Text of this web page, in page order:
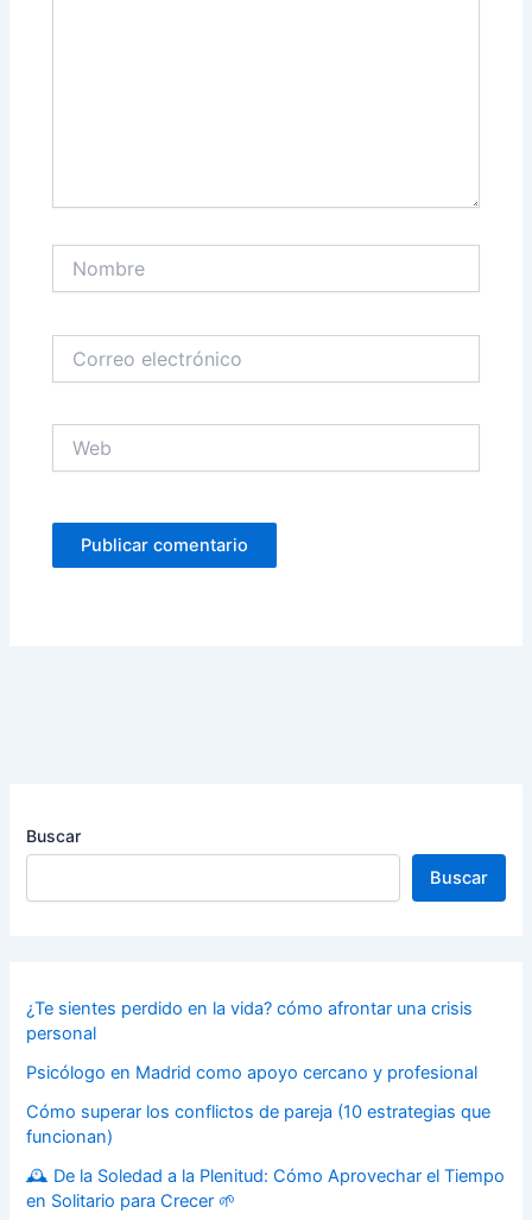
electrónico
Buscar
Buscar
¿Te sientes perdido en la vida? cómo afrontar una crisis
personal
Psicólogo en Madrid como apoyo cercano y profesional
Cómo superar los conflictos de pareja (10 estrategias que
funcionan)
🕰️ De la Soledad a la Plenitud: Cómo Aprovechar el Tiempo
en Solitario para Crecer 🌱